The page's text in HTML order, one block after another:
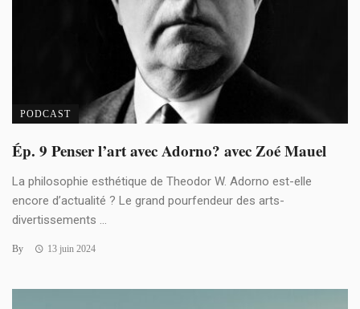
PODCAST
Ép. 9 Penser l’art avec Adorno? avec Zoé Mauel
La philosophie esthétique de Theodor W. Adorno est-elle
encore d’actualité ? Le grand pourfendeur des arts-
divertissements ...
By 13 juin 2024